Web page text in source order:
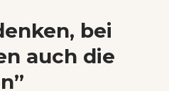
bei
auch die